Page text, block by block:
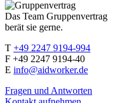
Das Team Gruppenvertrag
berät sie gerne.
T +49 2247 9194-994
F +49 2247 9194-40
E info@aidworker.de
Fragen und Antworten